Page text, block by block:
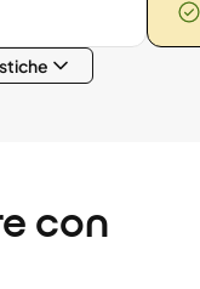
con